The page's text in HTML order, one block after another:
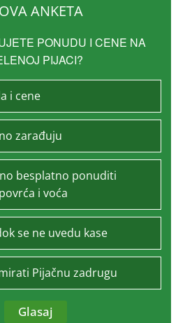
ANKETA
PONUDU I CENE NA
PIJACI?
i cene
zarađuju
besplatno ponuditi
i voća
se ne uvedu kase
Pijačnu zadrugu